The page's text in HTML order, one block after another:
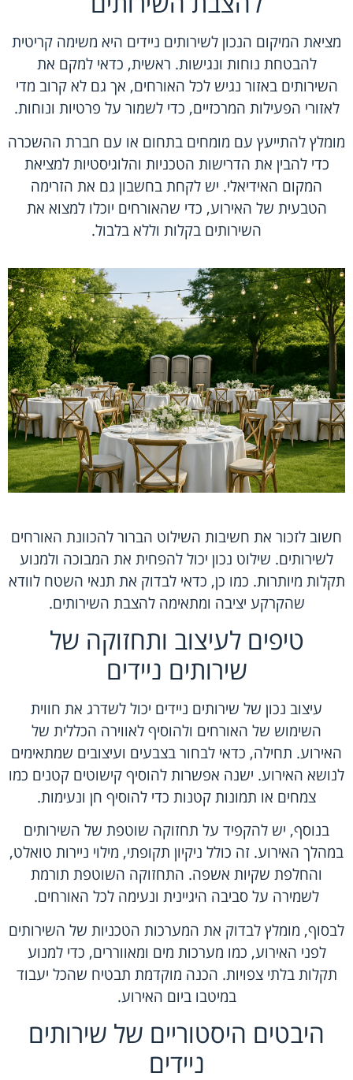
מציאת המיקום הנכון לשירותים ניידים היא משימה קריטית
להבטחת נוחות ונגישות. ראשית, כדאי למקם את
השירותים באזור נגיש לכל האורחים, אך גם לא קרוב מדי
לאזורי הפעילות המרכזיים, כדי לשמור על פרטיות ונוחות.
מומלץ להתייעץ עם מומחים בתחום או עם חברת ההשכרה
כדי להבין את הדרישות הטכניות והלוגיסטיות למציאת
המקום האידיאלי. יש לקחת בחשבון גם את הזרימה
הטבעית של האירוע, כדי שהאורחים יוכלו למצוא את
השירותים בקלות וללא בלבול.
חשוב לזכור את חשיבות השילוט הברור להכוונת האורחים
לשירותים. שילוט נכון יכול להפחית את המבוכה ולמנוע
תקלות מיותרות. כמו כן, כדאי לבדוק את תנאי השטח לוודא
שהקרקע יציבה ומתאימה להצבת השירותים.
טיפים לעיצוב ותחזוקה של
שירותים ניידים
עיצוב נכון של שירותים ניידים יכול לשדרג את חווית
השימוש של האורחים ולהוסיף לאווירה הכללית של
האירוע. תחילה, כדאי לבחור בצבעים ועיצובים שמתאימים
לנושא האירוע. ישנה אפשרות להוסיף קישוטים קטנים כמו
צמחים או תמונות קטנות כדי להוסיף חן ונעימות.
בנוסף, יש להקפיד על תחזוקה שוטפת של השירותים
במהלך האירוע. זה כולל ניקיון תקופתי, מילוי ניירות טואלט,
והחלפת שקיות אשפה. התחזוקה השוטפת תורמת
לשמירה על סביבה היגיינית ונעימה לכל האורחים.
לבסוף, מומלץ לבדוק את המערכות הטכניות של השירותים
לפני האירוע, כמו מערכות מים ומאווררים, כדי למנוע
תקלות בלתי צפויות. הכנה מוקדמת תבטיח שהכל יעבוד
במיטבו ביום האירוע.
היבטים היסטוריים של שירותים
ניידים